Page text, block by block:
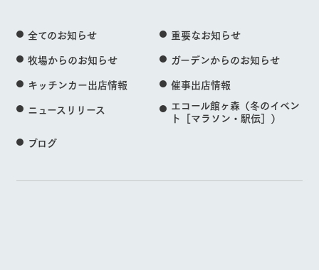
全てのお知らせ
重要なお知らせ
牧場からのお知らせ
ガーデンからのお知らせ
キッチンカー出店情報
催事出店情報
ニュースリリース
エコール館ヶ森（冬のイベン
ト［マラソン・駅伝］）
ブログ